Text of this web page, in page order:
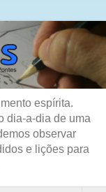
espírita.
dia-a-dia de uma
observar
e lições para